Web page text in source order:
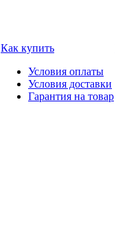
Как купить
Условия оплаты
Условия доставки
Гарантия на товар